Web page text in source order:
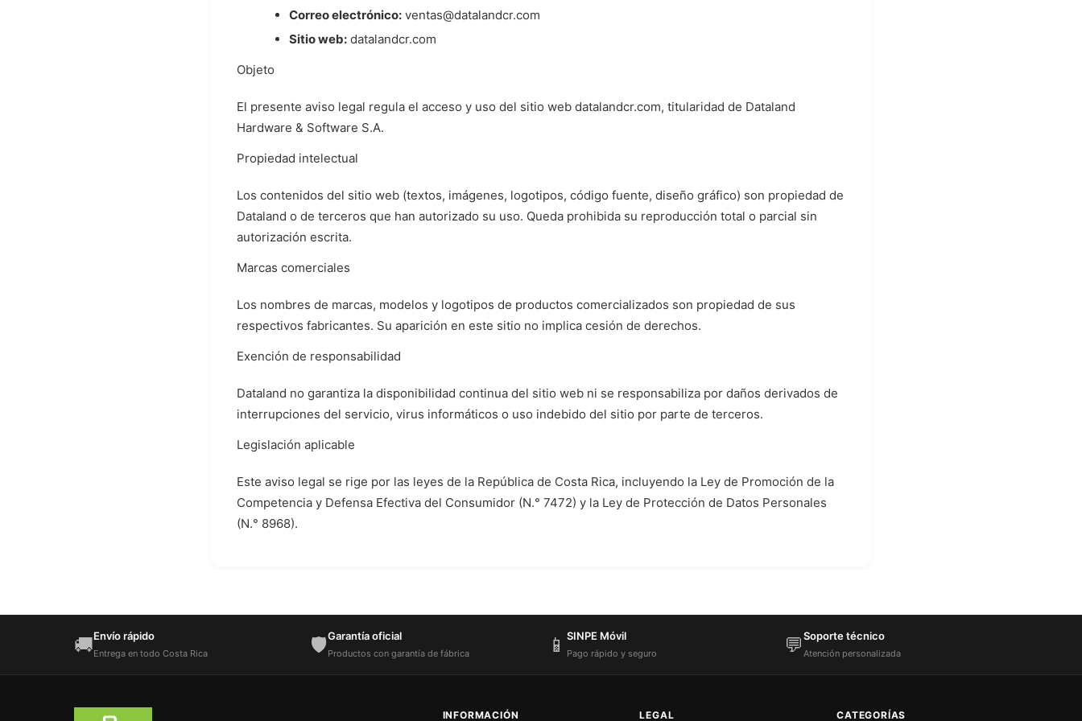
Correo electrónico: ventas@datalandcr.com
Sitio web: datalandcr.com
Objeto
El presente aviso legal regula el acceso y uso del sitio web datalandcr.com, titularidad de Dataland
Hardware & Software S.A.
Propiedad intelectual
Los contenidos del sitio web (textos, imágenes, logotipos, código fuente, diseño gráfico) son propiedad de
Dataland o de terceros que han autorizado su uso. Queda prohibida su reproducción total o parcial sin
autorización escrita.
Marcas comerciales
Los nombres de marcas, modelos y logotipos de productos comercializados son propiedad de sus
respectivos fabricantes. Su aparición en este sitio no implica cesión de derechos.
Exención de responsabilidad
Dataland no garantiza la disponibilidad continua del sitio web ni se responsabiliza por daños derivados de
interrupciones del servicio, virus informáticos o uso indebido del sitio por parte de terceros.
Legislación aplicable
Este aviso legal se rige por las leyes de la República de Costa Rica, incluyendo la Ley de Promoción de la
Competencia y Defensa Efectiva del Consumidor (N.° 7472) y la Ley de Protección de Datos Personales
(N.° 8968).
🚚Envío rápido
Entrega en todo Costa Rica 🛡️Garantía oficial
Productos con garantía de fábrica 📱 SINPE Móvil
Pago rápido y seguro 💬Soporte técnico
Atención personalizada
INFORMACIÓN LEGAL CATEGORÍAS